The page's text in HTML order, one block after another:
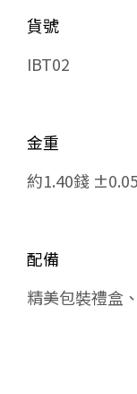
貨號
IBT02
金重
約1.40錢
配備
精美包裝禮盒